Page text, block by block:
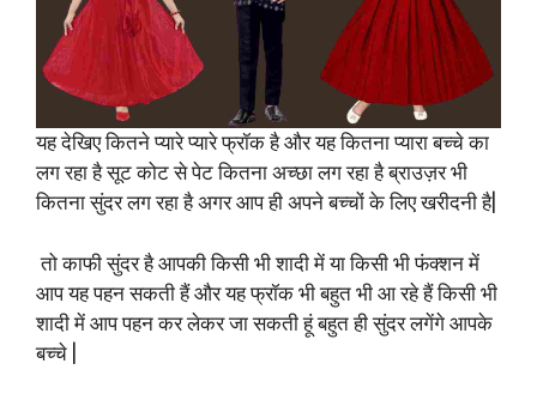
यह देखिए कितने प्यारे प्यारे फ्रॉक है और यह कितना प्यारा बच्चे का
लग रहा है सूट कोट से पेट कितना अच्छा लग रहा है ब्राउज़र भी
कितना सुंदर लग रहा है अगर आप ही अपने बच्चों के लिए खरीदनी है|
तो काफी सुंदर है आपकी किसी भी शादी में या किसी भी फंक्शन में
आप यह पहन सकती हैं और यह फ्रॉक भी बहुत भी आ रहे हैं किसी भी
शादी में आप पहन कर लेकर जा सकती हूं बहुत ही सुंदर लगेंगे आपके
बच्चे |